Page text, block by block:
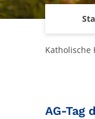
Katholische
AG-Tag